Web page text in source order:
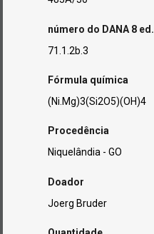
número do DANA 8 ed.
71.1.2b.3
Fórmula química
(Ni.Mg)3(Si2O5)(OH)4
Procedência
Niquelândia - GO
Doador
Joerg Bruder